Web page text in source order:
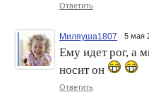
Ответить
Миляуша1807 5 мая
Ему идет рог, а
носит он
Ответить